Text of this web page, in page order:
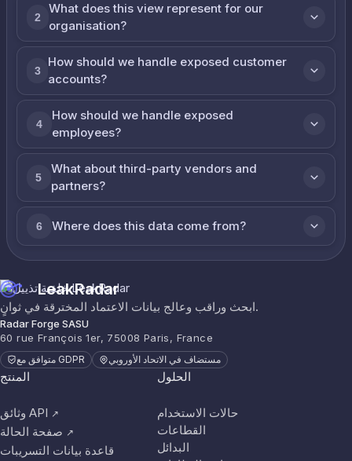
2
What does this view represent for our
organisation?
3
How should we handle exposed customer
accounts?
4
How should we handle exposed
employees?
5
What about third-party vendors and
partners?
6 Where does this data come from?
LeakRadar
ابحث وراقب وعالج بيانات الاعتماد المخترقة في ثوانٍ.
Radar Forge SASU
60 rue François 1er, 75008 Paris, France
متوافق مع GDPR مستضاف في الاتحاد الأوروبي
المنتج
وثائق API ↗
صفحة الحالة ↗
قاعدة بيانات التسريبات
الحلول
حالات الاستخدام
القطاعات
البدائل